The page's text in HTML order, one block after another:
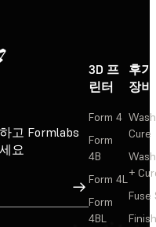
고 Formlabs
요
가입
3D 프
린터
Form 4
Form
4B
Form 4L
Form
4BL
후
장비
Cure
+
Fuse